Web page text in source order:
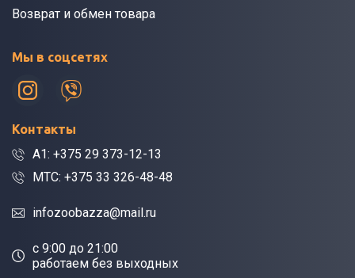
Возврат и обмен товара
Мы в соцсетях
Контакты
A1: +375 29 373-12-13
МТС: +375 33 326-48-48
infozoobazza@mail.ru
c 9:00 до 21:00
работаем без выходных